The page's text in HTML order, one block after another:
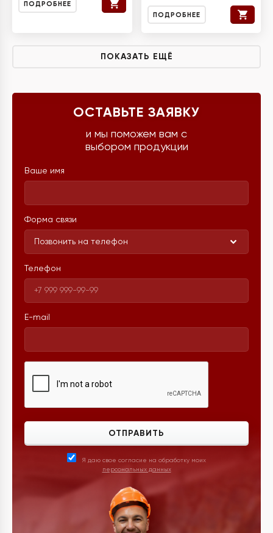
ПОДРОБНЕЕ
ПОДРОБНЕЕ
ПОКАЗАТЬ ЕЩЁ
ОСТАВЬТЕ ЗАЯВКУ
и мы поможем вам с
выбором продукции
Ваше имя
Форма связи
Позвонить на телефон
Телефон
E-mail
ОТПРАВИТЬ
Я даю свое согласие на обработку моих
персональных данных